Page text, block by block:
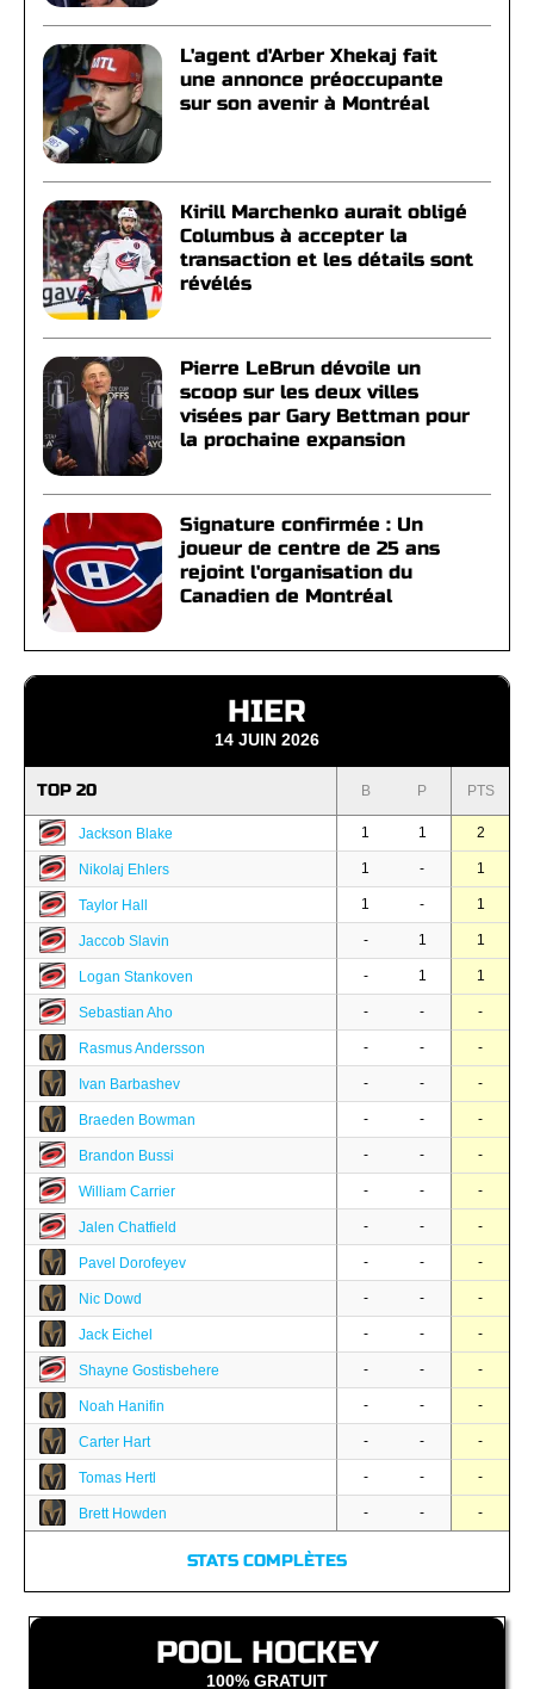
L'agent d'Arber Xhekaj fait
une annonce préoccupante
sur son avenir à Montréal
Kirill Marchenko aurait obligé
Columbus à accepter la
transaction et les détails sont
révélés
Pierre LeBrun dévoile un
scoop sur les deux villes
visées par Gary Bettman pour
la prochaine expansion
Signature confirmée : Un
joueur de centre de 25 ans
rejoint l'organisation du
Canadien de Montréal
HIER
14 JUIN 2026
TOP 20 B P PTS
Jackson Blake 1 1 2
Nikolaj Ehlers 1 - 1
Taylor Hall 1 - 1
Jaccob Slavin - 1 1
Logan Stankoven - 1 1
Sebastian Aho - - -
Rasmus Andersson - - -
Ivan Barbashev - - -
Braeden Bowman - - -
Brandon Bussi - - -
William Carrier - - -
Jalen Chatfield - - -
Pavel Dorofeyev - - -
Nic Dowd - - -
Jack Eichel - - -
Shayne Gostisbehere - - -
Noah Hanifin - - -
Carter Hart - - -
Tomas Hertl - - -
Brett Howden - - -
STATS COMPLÈTES
POOL HOCKEY
100% GRATUIT